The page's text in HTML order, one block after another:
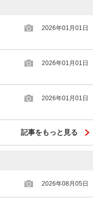
2026年01月01日
2026年01月01日
2026年01月01日
記事をもっと見る
2026年08月05日